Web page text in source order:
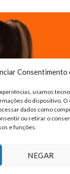
Consentimento
usamos
do dispositivo.
dados como
ou retirar o
e funções.
NEGAR